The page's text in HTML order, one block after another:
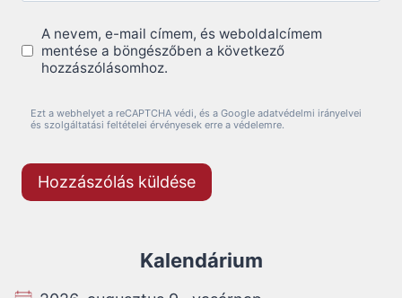
A nevem, e-mail címem, és weboldalcímem
mentése a böngészőben a következő
hozzászólásomhoz.
Ezt a webhelyet a reCAPTCHA védi, és a Google adatvédelmi irányelvei
és szolgáltatási feltételei érvényesek erre a védelemre.
Kalendárium